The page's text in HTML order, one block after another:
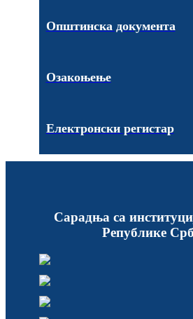
Општинска документа
Озакоњење
Електронски регистар
Сарадња са
Републике